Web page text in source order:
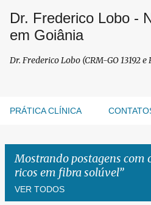
Pular para o
Dr. Frederico Lobo -
em Goiânia
Dr. Frederico Lobo (CRM-GO 13192 e
PRÁTICA CLÍNICA
Mostrando postagens com
ricos em fibra solúvel
VER TODOS